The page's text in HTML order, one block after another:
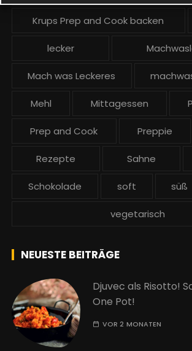
Krups Prep and Cook backen
lecker
Mach was Leckeres
Mehl Mittagessen
Prep and Cook Preppie
Rezepte Sahne
Schokolade soft süß
vegetarisch
NEUESTE BEITRÄGE
Djuvec als Risotto!
One Pot!
VOR 2 MONATEN